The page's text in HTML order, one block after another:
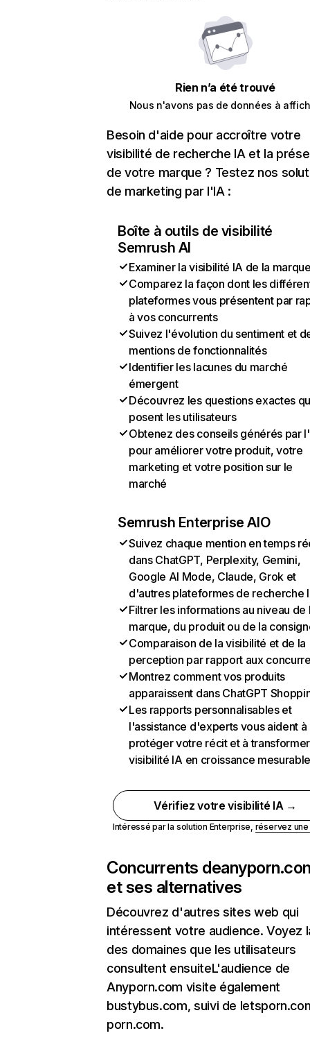
Rien n’a été trouvé
Nous n'avons pas de données à
Besoin d'aide pour accroître votre
visibilité de recherche IA et la
de votre marque ? Testez nos
de marketing par l'IA :
Boîte à outils de visibilité
Semrush AI
Examiner la visibilité IA de la
Comparez la façon dont les
plateformes vous présentent par
à vos concurrents
Suivez l'évolution du sentiment et
mentions de fonctionnalités
Identifier les lacunes du marché
émergent
Découvrez les questions exactes
posent les utilisateurs
Obtenez des conseils générés par
pour améliorer votre produit, votre
marketing et votre position sur le
marché
Semrush Enterprise AIO
Suivez chaque mention en temps
dans ChatGPT, Perplexity, Gemini,
Google AI Mode, Claude, Grok et
d'autres plateformes de recherche
Filtrer les informations au niveau de
marque, du produit ou de la
Comparaison de la visibilité et de la
perception par rapport aux
Montrez comment vos produits
apparaissent dans ChatGPT
Les rapports personnalisables et
l'assistance d'experts vous aident à
protéger votre récit et à
visibilité IA en croissance
Vérifiez votre visibilité IA →
Intéressé par la solution Enterprise, réservez
Concurrents de
et ses alternatives
Découvrez d'autres sites web qui
intéressent votre audience. Voyez
des domaines que les utilisateurs
consultent ensuiteL'audience de
Anyporn.com visite également
bustybus.com, suivi de
porn.com.